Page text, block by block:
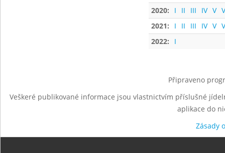
2020:
I II III IV V
2021:
I II III IV V
2022:
I
Připraveno
Veškeré publikované informace jsou vlastnictvím příslušné
aplikace do
Zásady